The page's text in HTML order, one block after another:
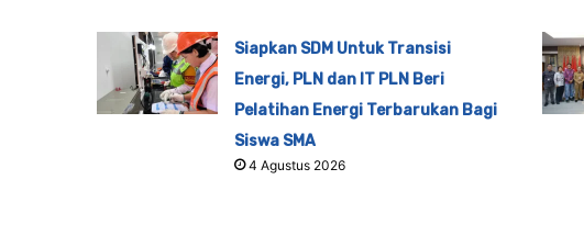
Siapkan SDM Untuk Transisi
Energi, PLN dan IT PLN Beri
Pelatihan Energi Terbarukan Bagi
Siswa SMA
4 Agustus 2026